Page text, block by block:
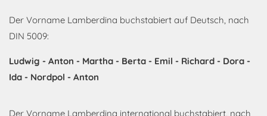
Der Vorname Lamberdina buchstabiert auf Deutsch, nach
DIN 5009:
Ludwig - Anton - Martha - Berta - Emil - Richard - Dora -
Ida - Nordpol - Anton
Der Vorname Lamberdina international buchstabiert, nach